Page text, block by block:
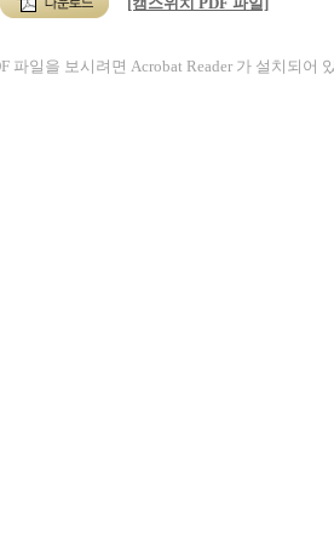
파일을 보시려면 Acrobat Reader 가 설치되어